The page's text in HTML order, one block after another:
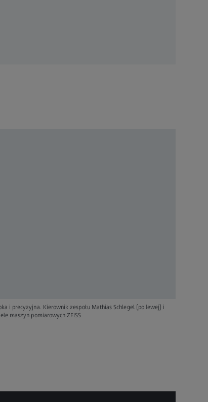
i precyzyjna. Kierownik zespołu Mathias Schlegel (po lewej) i
maszyn pomiarowych ZEISS